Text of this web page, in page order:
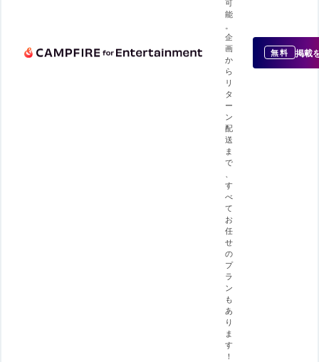
能
企
画
か
ら
リ
タ
ー
ン
配
送
ま
で
す
べ
て
お
任
せ
の
プ
ラ
ン
も
あ
り
ま
す
！
無料 掲載